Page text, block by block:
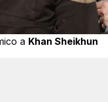
a Khan Sheikhun